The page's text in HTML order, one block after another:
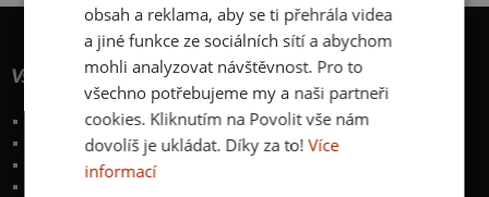
Vše o nákupu
Poštovné a způsoby doručení
Garance výměny či vrácení
Časté otázky
obsah a reklama, aby se ti přehrála videa
a jiné funkce ze sociálních sítí a abychom
mohli analyzovat návštěvnost. Pro to
všechno potřebujeme my a naši partneři
cookies. Kliknutím na Povolit vše nám
dovolíš je ukládat. Díky za to! Více
informací